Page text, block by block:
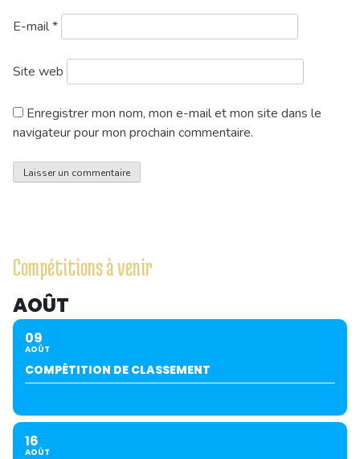
E-mail*
Site web
Enregistrer mon nom, mon e-mail et mon site dans le
navigateur pour mon prochain commentaire.
Compétitions à venir
AOÛT
09
AOÛT
COMPÉTITION DE CLASSEMENT
16
AOÛT